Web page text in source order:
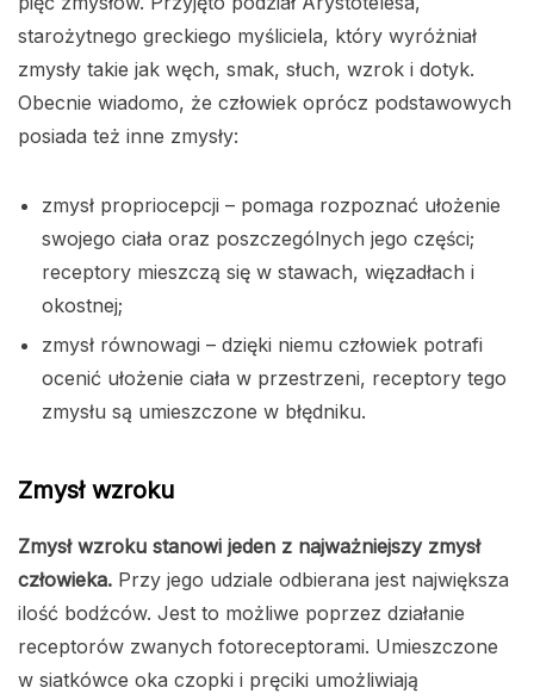
starożytnego greckiego myśliciela, który wyróżniał
zmysły takie jak węch, smak, słuch, wzrok i dotyk.
Obecnie wiadomo, że człowiek oprócz podstawowych
posiada też inne zmysły:
zmysł propriocepcji – pomaga rozpoznać ułożenie
swojego ciała oraz poszczególnych jego części;
receptory mieszczą się w stawach, więzadłach i
okostnej;
zmysł równowagi – dzięki niemu człowiek potrafi
ocenić ułożenie ciała w przestrzeni, receptory tego
zmysłu są umieszczone w błędniku.
Zmysł wzroku
Zmysł wzroku stanowi jeden z najważniejszy zmysł
człowieka. Przy jego udziale odbierana jest największa
ilość bodźców. Jest to możliwe poprzez działanie
receptorów zwanych fotoreceptorami. Umieszczone
w siatkówce oka czopki i pręciki umożliwiają